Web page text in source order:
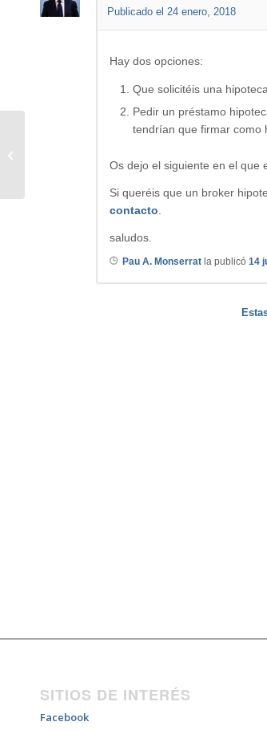
Publicado el 24 enero, 2018
Hay dos opciones:
Que solicitéis una
Pedir un préstamo
tendrían que firmar como
Os dejo el siguiente en el que
Si queréis que un broker
contacto
saludos.
Pau A. Monserrat la publicó 14
SITIOS DE INTERÉS
Facebook